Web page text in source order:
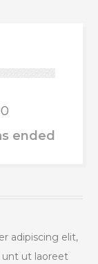
ended
adipiscing elit,
ut laoreet